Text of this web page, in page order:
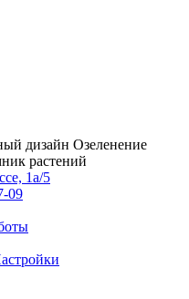
дизайн Озеленение
растений
1а/5
09